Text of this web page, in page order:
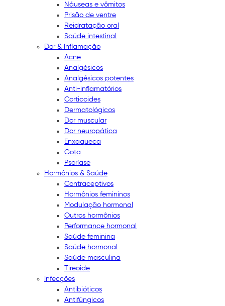
Náuseas e vômitos
Prisão de ventre
Reidratação oral
Saúde intestinal
Dor & Inflamação
Acne
Analgésicos
Analgésicos potentes
Anti-inflamatórios
Corticoides
Dermatológicos
Dor muscular
Dor neuropática
Enxaqueca
Gota
Psoríase
Hormônios & Saúde
Contraceptivos
Hormônios femininos
Modulação hormonal
Outros hormônios
Performance hormonal
Saúde feminina
Saúde hormonal
Saúde masculina
Tireoide
Infecções
Antibióticos
Antifúngicos